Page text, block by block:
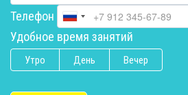
Телефон
Удобное время занятий
Утро День Вечер